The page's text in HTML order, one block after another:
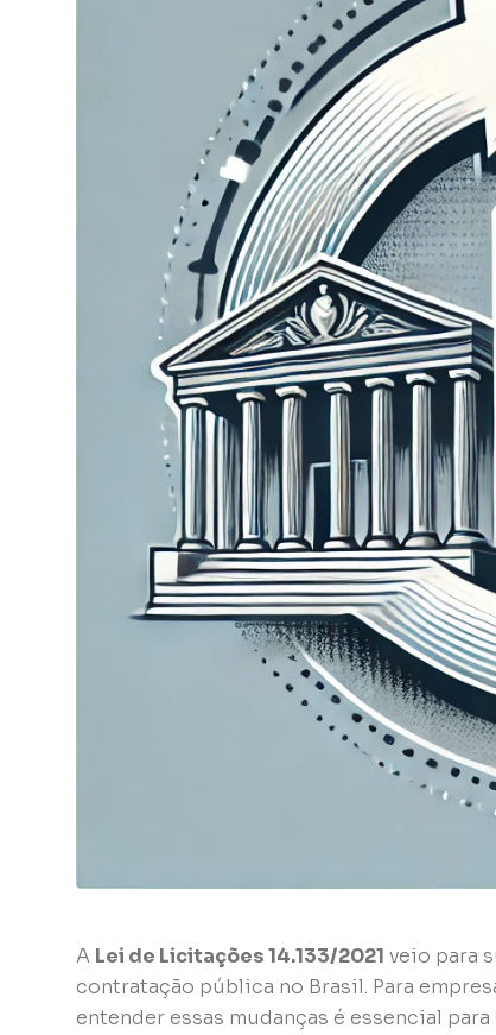
A Lei de Licitações 14.133/2021 veio para
contratação pública no Brasil. Para
entender essas mudanças é essencial